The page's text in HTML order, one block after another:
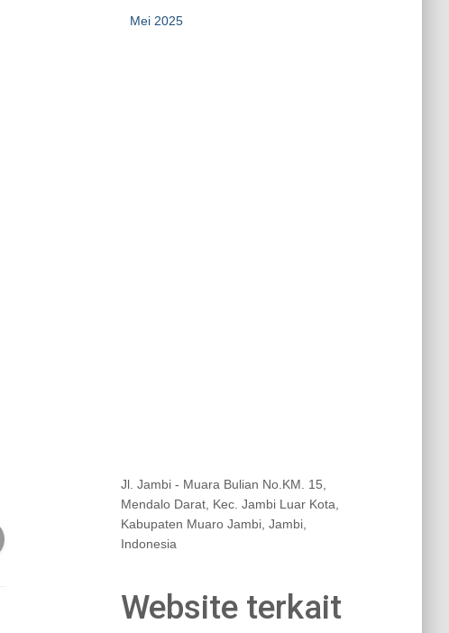
Mei 2025
Jl. Jambi - Muara Bulian No.KM. 15,
Mendalo Darat, Kec. Jambi Luar Kota,
Kabupaten Muaro Jambi, Jambi,
Indonesia
Website terkait